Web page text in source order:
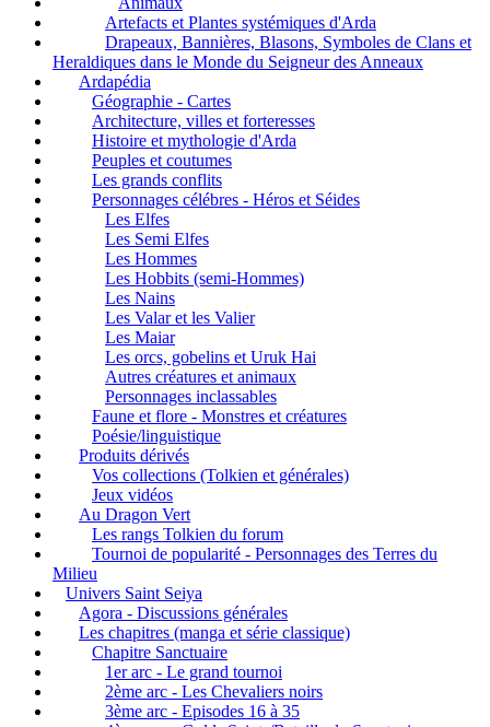
Artefacts et Plantes systémiques d'Arda
Drapeaux, Bannières, Blasons, Symboles de Clans et
Heraldiques dans le Monde du Seigneur des Anneaux
Ardapédia
Géographie - Cartes
Architecture, villes et forteresses
Histoire et mythologie d'Arda
Peuples et coutumes
Les grands conflits
Personnages célébres - Héros et Séides
Les Elfes
Les Semi Elfes
Les Hommes
Les Hobbits (semi-Hommes)
Les Nains
Les Valar et les Valier
Les Maiar
Les orcs, gobelins et Uruk Hai
Autres créatures et animaux
Personnages inclassables
Faune et flore - Monstres et créatures
Poésie/linguistique
Produits dérivés
Vos collections (Tolkien et générales)
Jeux vidéos
Au Dragon Vert
Les rangs Tolkien du forum
Tournoi de popularité - Personnages des Terres du
Milieu
Univers Saint Seiya
Agora - Discussions générales
Les chapitres (manga et série classique)
Chapitre Sanctuaire
1er arc - Le grand tournoi
2ème arc - Les Chevaliers noirs
3ème arc - Episodes 16 à 35